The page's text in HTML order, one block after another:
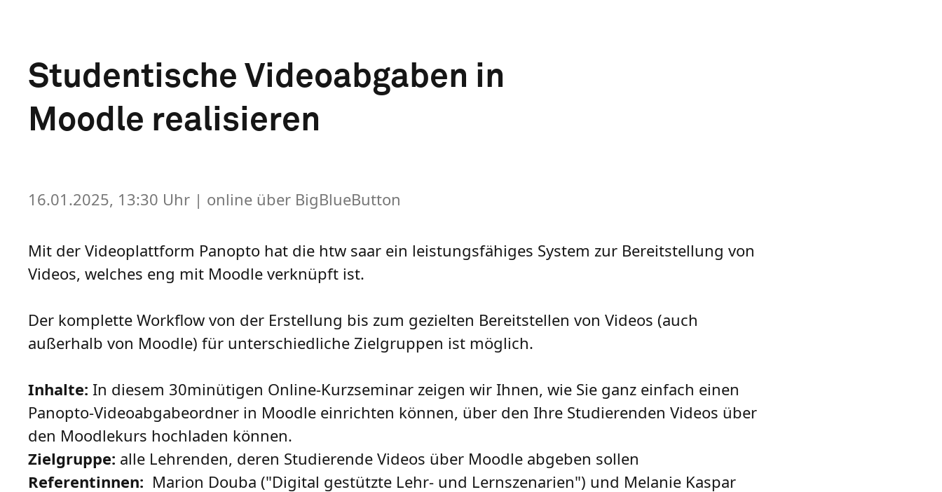
Studentische Videoabgaben in
Moodle realisieren
16.01.2025, 13:30 Uhr | online über BigBlueButton
Mit der Videoplattform Panopto hat die htw saar ein leistungsfähiges System zur Bereitstellung von
Videos, welches eng mit Moodle verknüpft ist.
Der komplette Workflow von der Erstellung bis zum gezielten Bereitstellen von Videos (auch
außerhalb von Moodle) für unterschiedliche Zielgruppen ist möglich.
Inhalte: In diesem 30minütigen Online-Kurzseminar zeigen wir Ihnen, wie Sie ganz einfach einen
Panopto-Videoabgabeordner in Moodle einrichten können, über den Ihre Studierenden Videos über
den Moodlekurs hochladen können.
Zielgruppe: alle Lehrenden, deren Studierende Videos über Moodle abgeben sollen
Referentinnen: Marion Douba ("Digital gestützte Lehr- und Lernszenarien") und Melanie Kaspar